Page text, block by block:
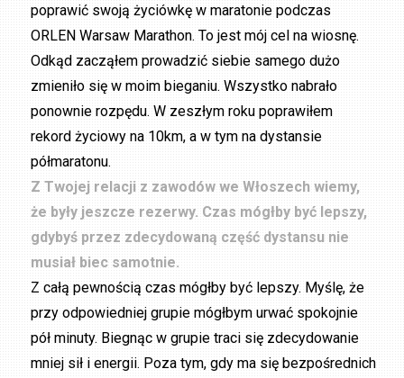
poprawić swoją życiówkę w maratonie podczas
ORLEN Warsaw Marathon. To jest mój cel na wiosnę.
Odkąd zacząłem prowadzić siebie samego dużo
zmieniło się w moim bieganiu. Wszystko nabrało
ponownie rozpędu. W zeszłym roku poprawiłem
rekord życiowy na 10km, a w tym na dystansie
półmaratonu.
Z Twojej relacji z zawodów we Włoszech wiemy,
że były jeszcze rezerwy. Czas mógłby być lepszy,
gdybyś przez zdecydowaną część dystansu nie
musiał biec samotnie.
Z całą pewnością czas mógłby być lepszy. Myślę, że
przy odpowiedniej grupie mógłbym urwać spokojnie
pół minuty. Biegnąc w grupie traci się zdecydowanie
mniej sił i energii. Poza tym, gdy ma się bezpośrednich